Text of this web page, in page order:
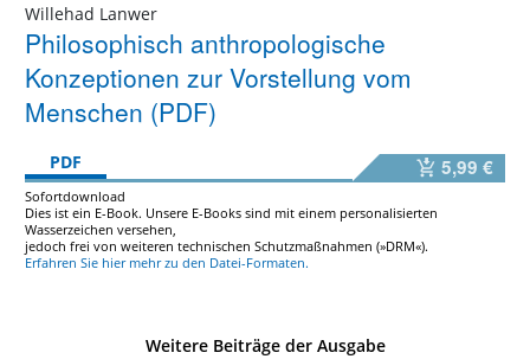
Willehad Lanwer
Philosophisch anthropologische
Konzeptionen zur Vorstellung vom
Menschen (PDF)
PDF 5,99 €
Sofortdownload
Dies ist ein E-Book. Unsere E-Books sind mit einem personalisierten
Wasserzeichen versehen,
jedoch frei von weiteren technischen Schutzmaßnahmen (»DRM«).
Erfahren Sie hier mehr zu den Datei-Formaten.
Weitere Beiträge der Ausgabe